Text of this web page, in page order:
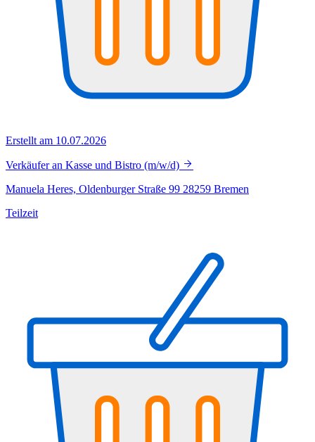
Erstellt am 10.07.2026
Verkäufer an Kasse und Bistro (m/w/d)
Manuela Heres, Oldenburger Straße 99 28259 Bremen
Teilzeit